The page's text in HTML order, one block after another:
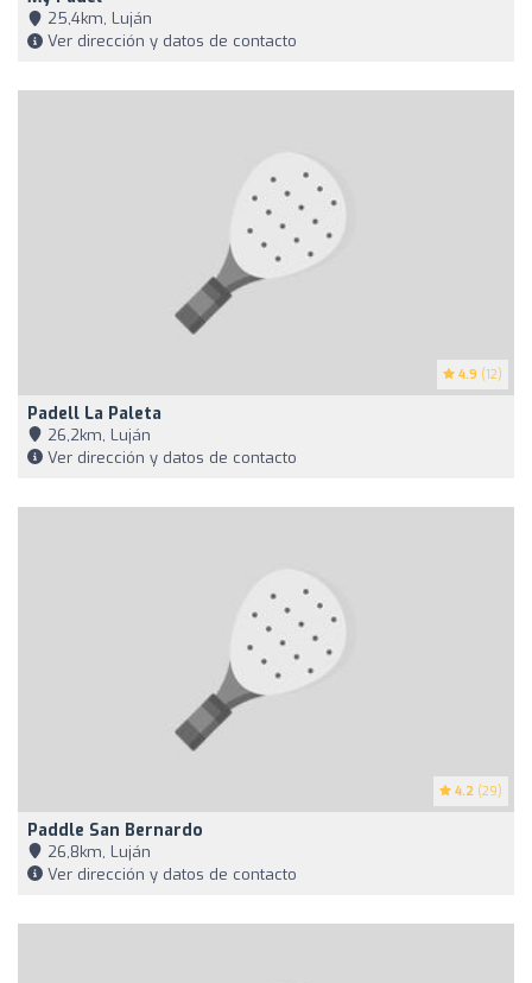
25,4km, Luján
Ver dirección y datos de contacto
4.9 (12)
Padell La Paleta
26,2km, Luján
Ver dirección y datos de contacto
4.2 (29)
Paddle San Bernardo
26,8km, Luján
Ver dirección y datos de contacto